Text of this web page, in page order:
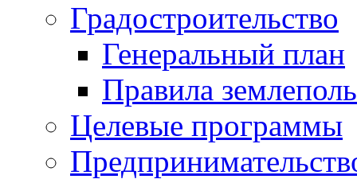
Градостроительство
Генеральный план
Правила
Целевые программы